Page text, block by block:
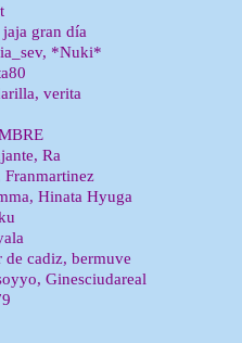
gran dí­a
*Nuki*
verita
Ra
Franmartinez
Hinata Hyuga
de cadiz, bermuve
Ginesciudareal